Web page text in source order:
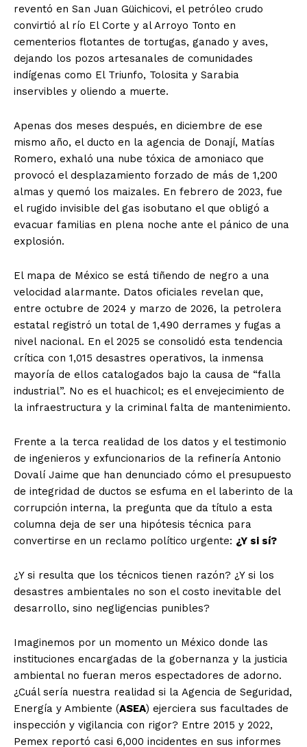
reventó en San Juan Güichicovi, el petróleo crudo
convirtió al río El Corte y al Arroyo Tonto en
cementerios flotantes de tortugas, ganado y aves,
dejando los pozos artesanales de comunidades
indígenas como El Triunfo, Tolosita y Sarabia
inservibles y oliendo a muerte.
Apenas dos meses después, en diciembre de ese
mismo año, el ducto en la agencia de Donají, Matías
Romero, exhaló una nube tóxica de amoniaco que
provocó el desplazamiento forzado de más de 1,200
almas y quemó los maizales. En febrero de 2023, fue
el rugido invisible del gas isobutano el que obligó a
evacuar familias en plena noche ante el pánico de una
explosión.
El mapa de México se está tiñendo de negro a una
velocidad alarmante. Datos oficiales revelan que,
entre octubre de 2024 y marzo de 2026, la petrolera
estatal registró un total de 1,490 derrames y fugas a
nivel nacional. En el 2025 se consolidó esta tendencia
crítica con 1,015 desastres operativos, la inmensa
mayoría de ellos catalogados bajo la causa de “falla
industrial”. No es el huachicol; es el envejecimiento de
la infraestructura y la criminal falta de mantenimiento.
Frente a la terca realidad de los datos y el testimonio
de ingenieros y exfuncionarios de la refinería Antonio
Dovalí Jaime que han denunciado cómo el presupuesto
de integridad de ductos se esfuma en el laberinto de la
corrupción interna, la pregunta que da título a esta
columna deja de ser una hipótesis técnica para
convertirse en un reclamo político urgente: ¿Y si sí?
¿Y si resulta que los técnicos tienen razón? ¿Y si los
desastres ambientales no son el costo inevitable del
desarrollo, sino negligencias punibles?
Imaginemos por un momento un México donde las
instituciones encargadas de la gobernanza y la justicia
ambiental no fueran meros espectadores de adorno.
¿Cuál sería nuestra realidad si la Agencia de Seguridad,
Energía y Ambiente (ASEA) ejerciera sus facultades de
inspección y vigilancia con rigor? Entre 2015 y 2022,
Pemex reportó casi 6,000 incidentes en sus informes